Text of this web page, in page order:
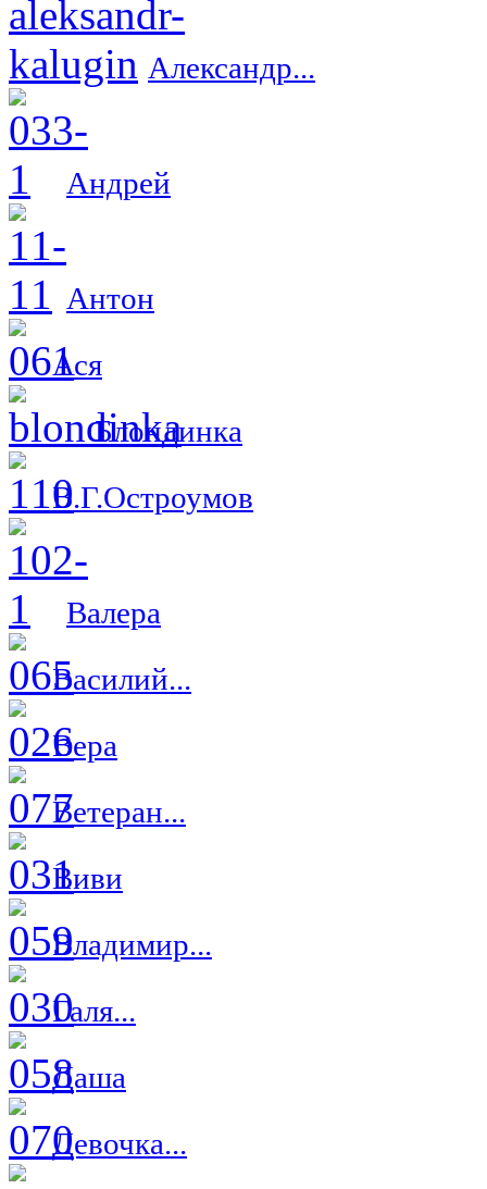
Александр...
Андрей
Антон
Ася
Блондинка
В.Г.Остроумов
Валера
Василий...
Вера
Ветеран...
Виви
Владимир...
Галя...
Даша
Девочка...